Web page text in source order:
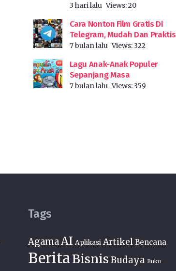
3 hari lalu Views:20
Cara Nonton Film Gratis Di
Telegram, Mudah Dan Praktis
7 bulan lalu Views:322
Lagu Anak-Anak Populer
Sepanjang Masa
7 bulan lalu Views:359
Tags
AgamaAI Aplikasi Artikel Bencana
BeritaBisnis Budaya Buku